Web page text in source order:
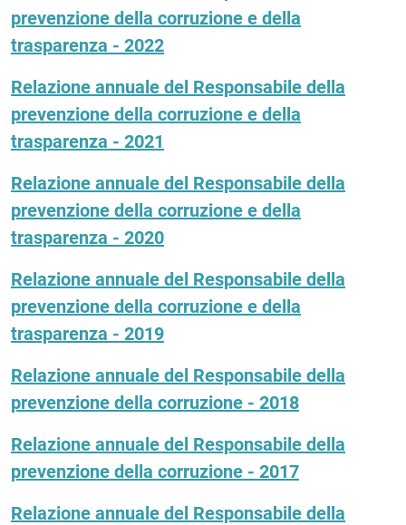
prevenzione della corruzione e della
trasparenza - 2022
Relazione annuale del Responsabile della
prevenzione della corruzione e della
trasparenza - 2021
Relazione annuale del Responsabile della
prevenzione della corruzione e della
trasparenza - 2020
Relazione annuale del Responsabile della
prevenzione della corruzione e della
trasparenza - 2019
Relazione annuale del Responsabile della
prevenzione della corruzione - 2018
Relazione annuale del Responsabile della
prevenzione della corruzione - 2017
Relazione annuale del Responsabile della